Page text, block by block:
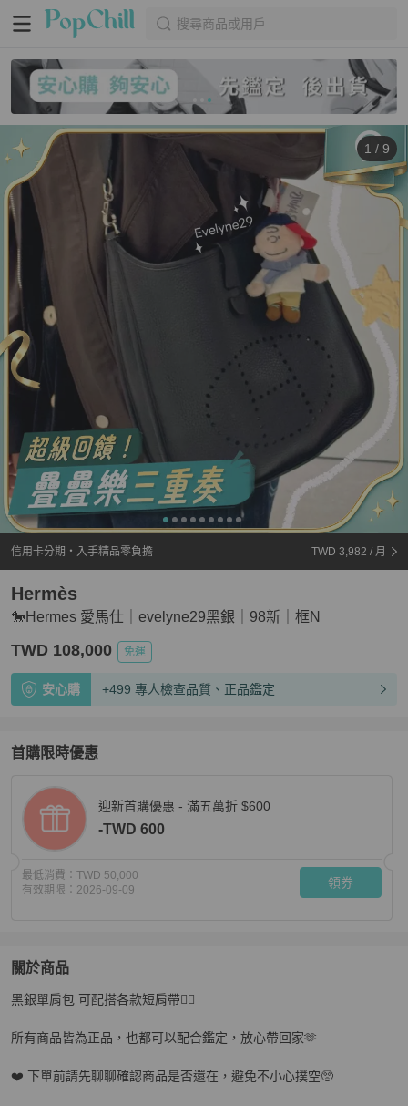
搜尋商品或用戶
1 / 9
信用卡分期・入手精品零負擔 TWD 3,982 / 月
🐎Hermes 愛馬仕｜evelyne29黑銀｜98新｜框N
Hermès
TWD 108,000 免運
安心購 +499 專人檢查品質、正品鑑定
首購限時優惠
迎新首購優惠 - 滿五萬折 $600
-TWD 600
最低消費： TWD 50,000
有效期限： 2026-09-09 領券
關於商品
關於🐎Hermes 愛馬仕｜evelyne29黑銀｜98新｜框N
黑銀單肩包 可配搭各款短肩帶👍🏻
所有商品皆為正品，也都可以配合鑑定，放心帶回家🫶
❤️️ 下單前請先聊聊確認商品是否還在，避免不小心撲空🥺